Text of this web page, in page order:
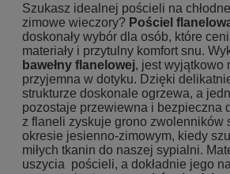
Szukasz idealnej pościeli na
zimowe wieczory? Pościel
doskonały wybór dla osób, które
materiały i przytulny komfort snu.
bawełny flanelowej, jest wyjątkowo
przyjemna w dotyku. Dzięki
strukturze doskonale ogrzewa, a
pozostaje przewiewna i bezpieczna
z flaneli zyskuje grono zwolenników
okresie jesienno-zimowym, kiedy
miłych tkanin do naszej sypialni.
uszycia pościeli, a dokładnie jego